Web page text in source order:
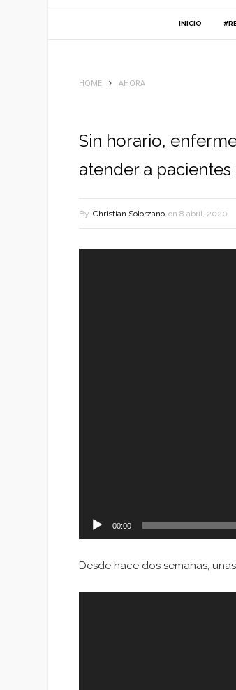
INICIO
HOME AHORA
Sin horario,
atender a
By Christian Solorzano on 8 abril, 2020
00:00
Desde hace dos semanas,